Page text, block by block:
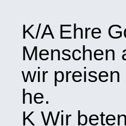
K/A Ehre
Menschen
wir preisen
he.
K Wir